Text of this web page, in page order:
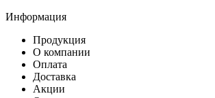
Информация
Продукция
О компании
Оплата
Доставка
Акции